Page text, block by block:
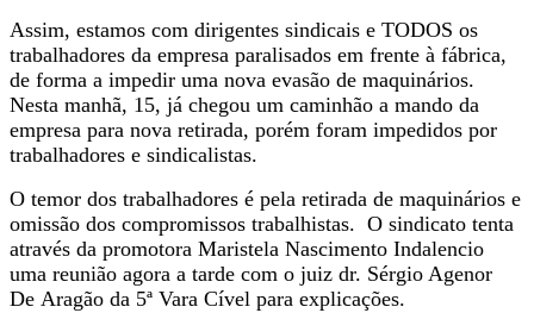
Assim, estamos com dirigentes sindicais e TODOS os
trabalhadores da empresa paralisados em frente à fábrica,
de forma a impedir uma nova evasão de maquinários.
Nesta manhã, 15, já chegou um caminhão a mando da
empresa para nova retirada, porém foram impedidos por
trabalhadores e sindicalistas.
O temor dos trabalhadores é pela retirada de maquinários e
omissão dos compromissos trabalhistas. O sindicato tenta
através da promotora Maristela Nascimento Indalencio
uma reunião agora a tarde com o juiz dr. Sérgio Agenor
De Aragão da 5ª Vara Cível para explicações.